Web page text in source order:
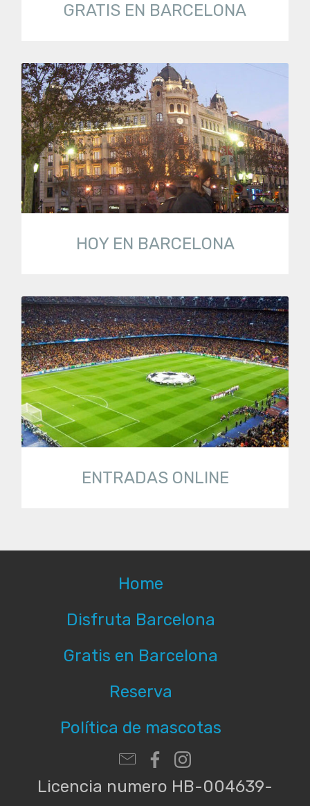
GRATIS EN BARCELONA
HOY EN BARCELONA
ENTRADAS ONLINE
Home
Disfruta Barcelona
Gratis en Barcelona
Reserva
Política de mascotas
Licencia numero HB-004639-